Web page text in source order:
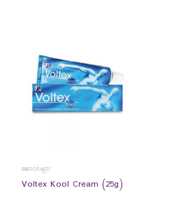
ဆေးဝါးများ
Voltex Kool Cream (25g)